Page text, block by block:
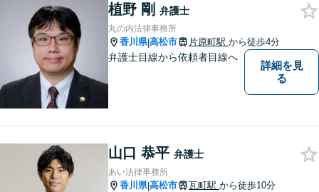
供します。
植野 剛 弁護士
丸の内法律事務所
香川県|高松市 片原町駅 から徒歩4分
弁護士目線から依頼者目線へ
詳細を見
る
山口 恭平 弁護士
あい法律事務所
香川県|高松市 瓦町駅 から徒歩10分